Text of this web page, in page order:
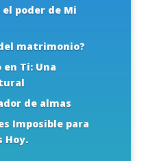
el poder de Mi
matrimonio?
Ti: Una
de almas
Imposible para
Hoy.